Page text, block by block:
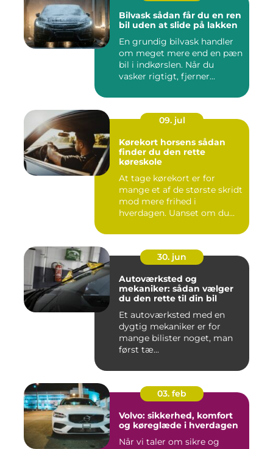
Bilvask sådan får du en ren
bil uden at slide på lakken
En grundig bilvask handler
om meget mere end en pæn
bil i indkørslen. Når du
vasker rigtigt, fjerner...
09. jul
Kørekort horsens sådan
finder du den rette
køreskole
At tage kørekort er for
mange et af de største skridt
mod mere frihed i
hverdagen. Uanset om du
30. jun
Autoværksted og
mekaniker: sådan vælger
du den rette til din bil
Et autoværksted med en
dygtig mekaniker er for
mange bilister noget, man
først tæ...
03. feb
Volvo: sikkerhed, komfort
og køreglæde i hverdagen
Når vi taler om sikre og